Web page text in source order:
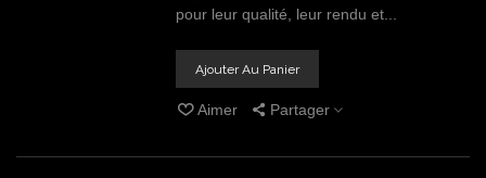
pour leur qualité, leur rendu et...
Ajouter Au Panier
Aimer Partager